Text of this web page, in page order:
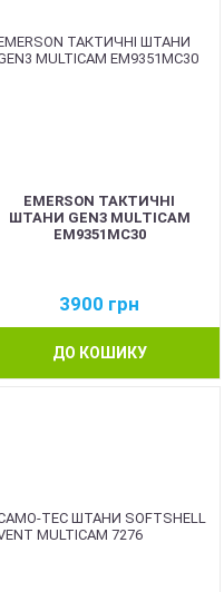
EMERSON ТАКТИЧНІ
ШТАНИ GEN3 MULTICAM
EM9351MC30
3900 грн
ДО КОШИКУ